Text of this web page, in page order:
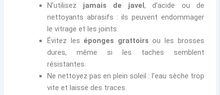
N’utilisez jamais de javel, d’acide ou de
nettoyants abrasifs : ils peuvent endommager
le vitrage et les joints.
Évitez les éponges grattoirs ou les brosses
dures, même si les taches semblent
résistantes.
Ne nettoyez pas en plein soleil : l’eau sèche trop
vite et laisse des traces.